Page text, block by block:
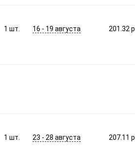
1 шт. 16 - 19 августа 201.32 p.
1 шт. 23 - 28 августа 207.11 p.